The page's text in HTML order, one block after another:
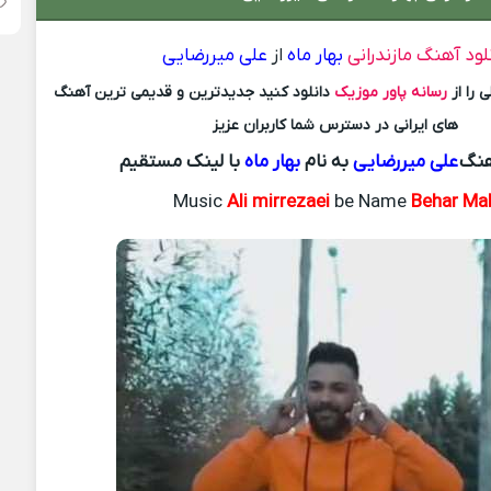
آهنگ مازندرانی بهار ماه از علی میررضایی
را از رسانه پاور موزیک دانلود کنید جدیدترین و قدیمی ترین آهنگ
های ایرانی در دسترس شما کاربران عزیز
علی میررضاییبه نامبهار ماهبا لینک مستقیم
MusicAli mirrezaei be NameBehar